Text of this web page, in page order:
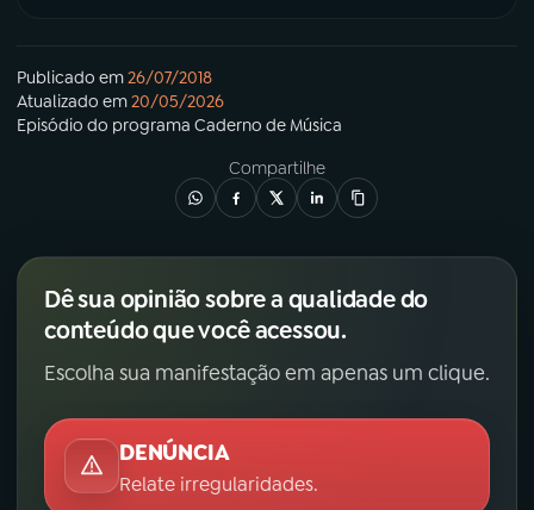
Publicado em26/07/2018
Atualizado em20/05/2026
Episódio do programa Caderno de Música
Compartilhe
Dê sua opinião sobre a qualidade do
conteúdo que você acessou.
Escolha sua manifestação em apenas um clique.
DENÚNCIA
Relate irregularidades.